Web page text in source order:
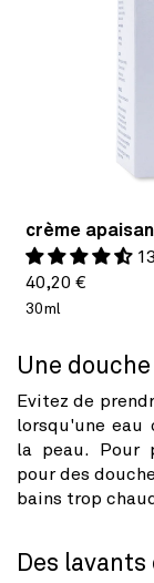
crème
Prix
habituel
40,20 €
PRIX
UNITAIRE
/
30ml
Une
Evitez de
lorsqu'une
la peau. Pour
pour des
bains trop
Des lavants